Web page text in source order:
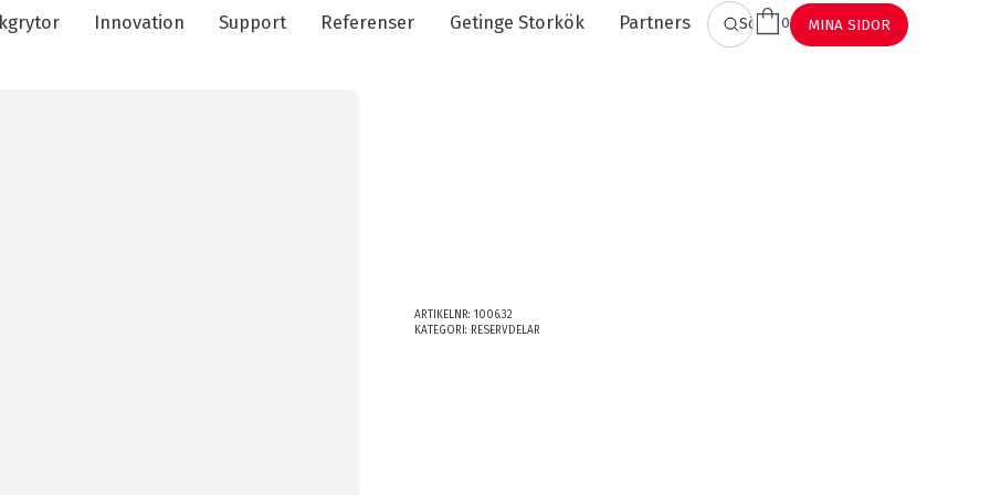
Innovation Support Referenser Getinge Storkök Partners SÖK
0 MINA SIDOR
ARTIKELNR: 1006.32
KATEGORI: RESERVDELAR